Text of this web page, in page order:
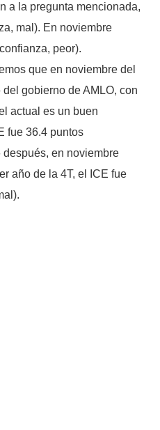
a la pregunta mencionada,
mal). En noviembre
peor).
que en noviembre del
gobierno de AMLO, con
actual es un buen
fue 36.4 puntos
en noviembre
año de la 4T, el ICE fue